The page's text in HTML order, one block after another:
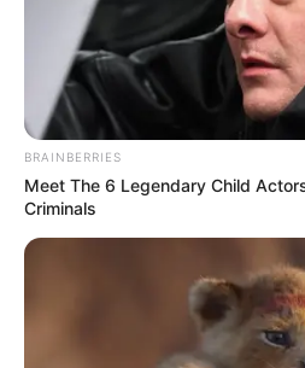
BRAINBERRIES
Meet The 6 Legendary Child
Criminals